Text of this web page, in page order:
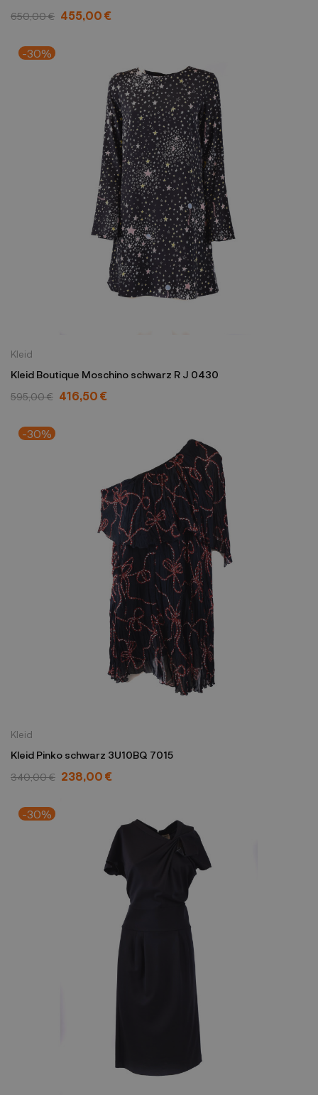
650,00 € 455,00 €
-30%
Kleid
Kleid Boutique Moschino schwarz R J 0430
595,00 € 416,50 €
-30%
Kleid
Kleid Pinko schwarz 3U10BQ 7015
340,00 € 238,00 €
-30%